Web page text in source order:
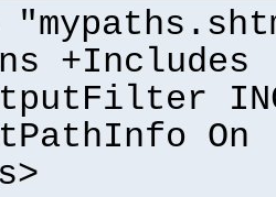
+Includes
On